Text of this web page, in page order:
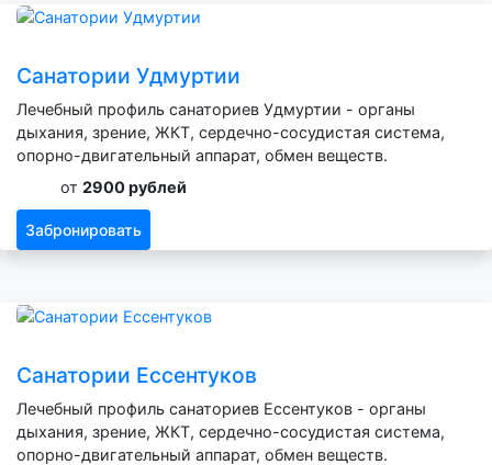
Санатории Удмуртии
Лечебный профиль санаториев Удмуртии - органы
дыхания, зрение, ЖКТ, сердечно-сосудистая система,
опорно-двигательный аппарат, обмен веществ.
от 2900 рублей
Забронировать
Санатории Ессентуков
Лечебный профиль санаториев Ессентуков - органы
дыхания, зрение, ЖКТ, сердечно-сосудистая система,
опорно-двигательный аппарат, обмен веществ.